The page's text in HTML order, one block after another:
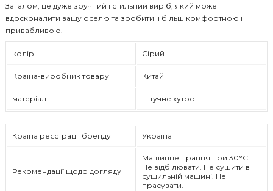
колір Сірий
Країна-виробник товару Китай
матеріал Штучне хутро
Країна реєстрації бренду Україна
Рекомендації щодо догляду
Машинне прання при 30°C.
Не відбілювати. Не сушити в
сушильній машині. Не
прасувати.
Загалом, це дуже зручний і стильний виріб, який може
вдосконалити вашу оселю та зробити її більш комфортною і
привабливою.